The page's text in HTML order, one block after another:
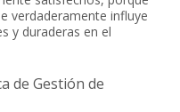
verdaderamente influye
y duraderas en el
de Gestión de